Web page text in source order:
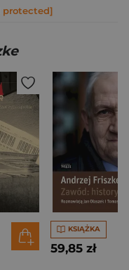
protected]
KSIĄŻKA
59,85 zł